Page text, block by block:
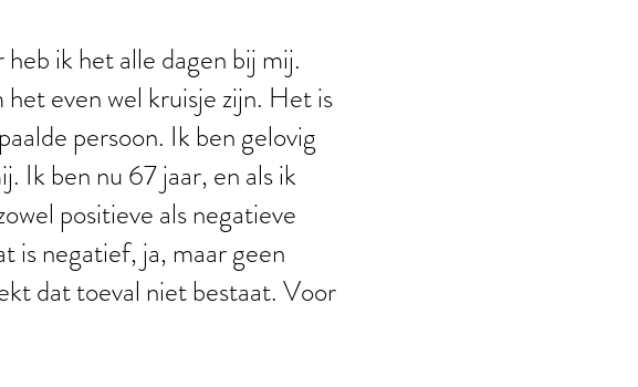
ik het alle dagen bij mij.
even wel kruisje zijn. Het is
persoon. Ik ben gelovig
Ik ben nu 67 jaar, en als ik
positieve als negatieve
is negatief, ja, maar geen
dat toeval niet bestaat. Voor